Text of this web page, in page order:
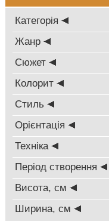
Категорія
Жанр
Сюжет
Колорит
Стиль
Oрієнтація
Техніка
Період створення
Висота, см
Ширина, см